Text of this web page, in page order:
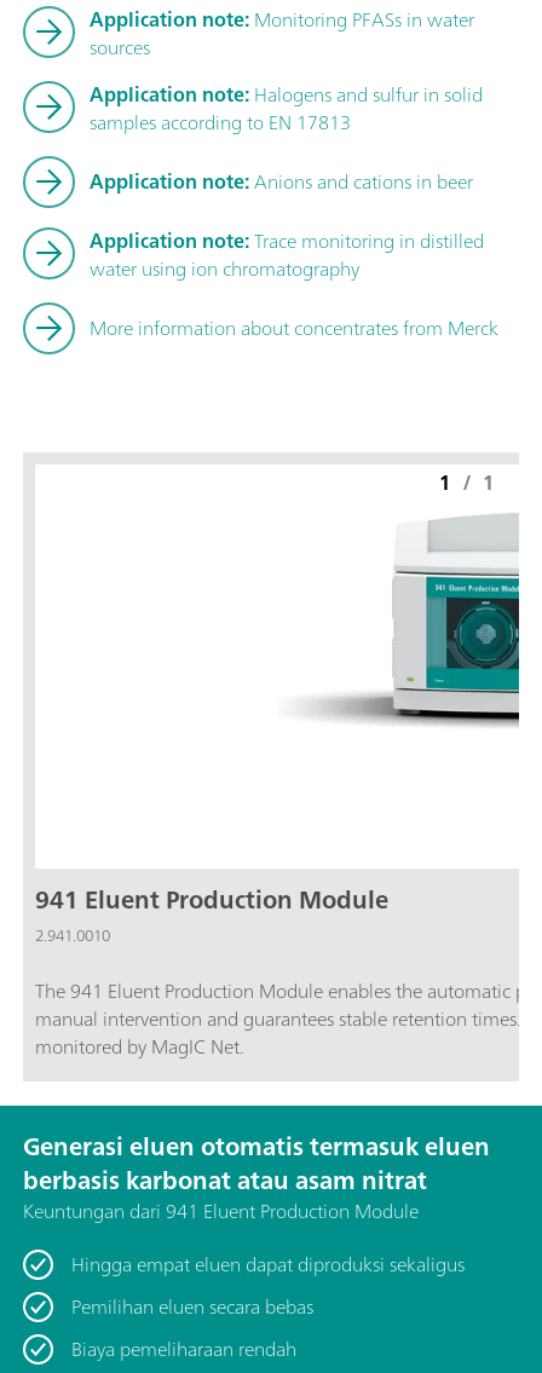
Application note:Monitoring PFASs in water
sources
Application note:Halogens and sulfur in solid
samples according to EN 17813
Application note:Anions and cations in beer
Application note:Trace monitoring in distilled
water using ion chromatography
More information about concentrates from Merck
941 Eluent Production Module
2.941.0010
The 941 Eluent Production Module enables the automatic
manual intervention and guarantees stable retention times.
monitored by MagIC Net.
1 / 1
Generasi eluen otomatis termasuk eluen
berbasis karbonat atau asam nitrat
Keuntungan dari 941 Eluent Production Module
Hingga empat eluen dapat diproduksi sekaligus
Pemilihan eluen secara bebas
Biaya pemeliharaan rendah